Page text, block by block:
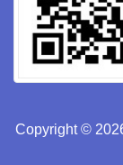
Copyright ©